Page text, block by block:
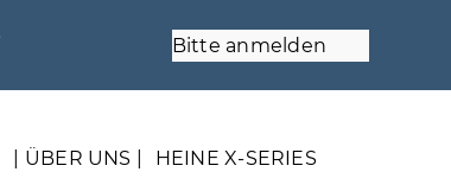
Bitte anmelden
| ÜBER UNS | HEINE X-SERIES